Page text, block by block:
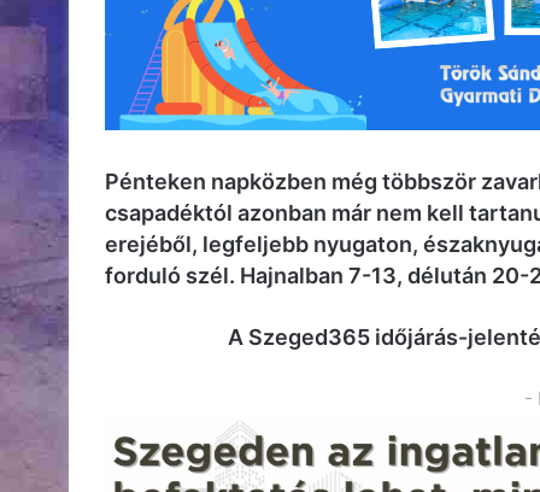
Pénteken napközben még többször
csapadéktól azonban már nem kell
erejéből, legfeljebb nyugaton,
forduló szél. Hajnalban 7-13, délután
A Szeged365 időjárás-
-